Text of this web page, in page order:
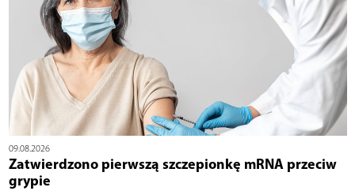
09.08.2026
Zatwierdzono pierwszą szczepionkę mRNA przeciw
grypie